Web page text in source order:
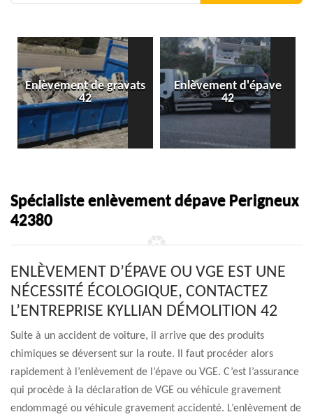
Enlèvement de gravats
42
Enlèvement d'épave
42
Spécialiste enlèvement dépave Perigneux
42380
ENLÈVEMENT D’ÉPAVE OU VGE EST UNE
NÉCESSITÉ ÉCOLOGIQUE, CONTACTEZ
L’ENTREPRISE KYLLIAN DÉMOLITION 42
Suite à un accident de voiture, il arrive que des produits
chimiques se déversent sur la route. Il faut procéder alors
rapidement à l’enlèvement de l’épave ou VGE. C’est l’assurance
qui procède à la déclaration de VGE ou véhicule gravement
endommagé ou véhicule gravement accidenté. L’enlèvement de